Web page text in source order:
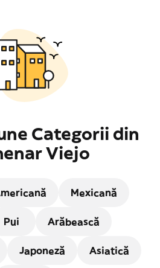
Categorii din
Viejo
Mexicană
Pui Arăbească
Japoneză Asiatică